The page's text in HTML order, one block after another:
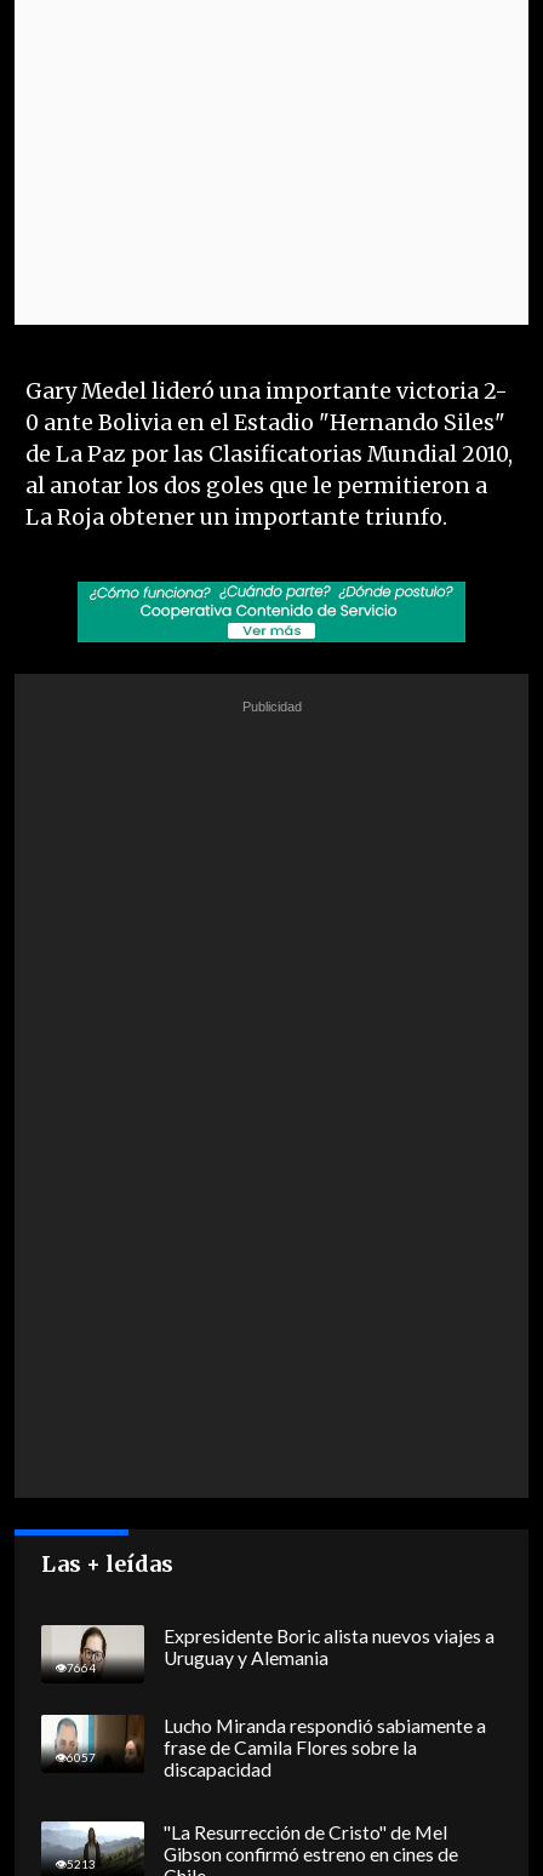
Gary Medel lideró una importante victoria 2-
0 ante Bolivia en el Estadio "Hernando Siles"
de La Paz por las Clasificatorias Mundial 2010,
al anotar los dos goles que le permitieron a
La Roja obtener un importante triunfo.
Las + leídas
7664
Expresidente Boric alista nuevos viajes a
Uruguay y Alemania
6057
Lucho Miranda respondió sabiamente a
frase de Camila Flores sobre la
discapacidad
5213
"La Resurrección de Cristo" de Mel
Gibson confirmó estreno en cines de